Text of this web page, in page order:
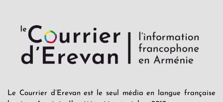
Le Courrier d’Erevan est le seul média en langue française